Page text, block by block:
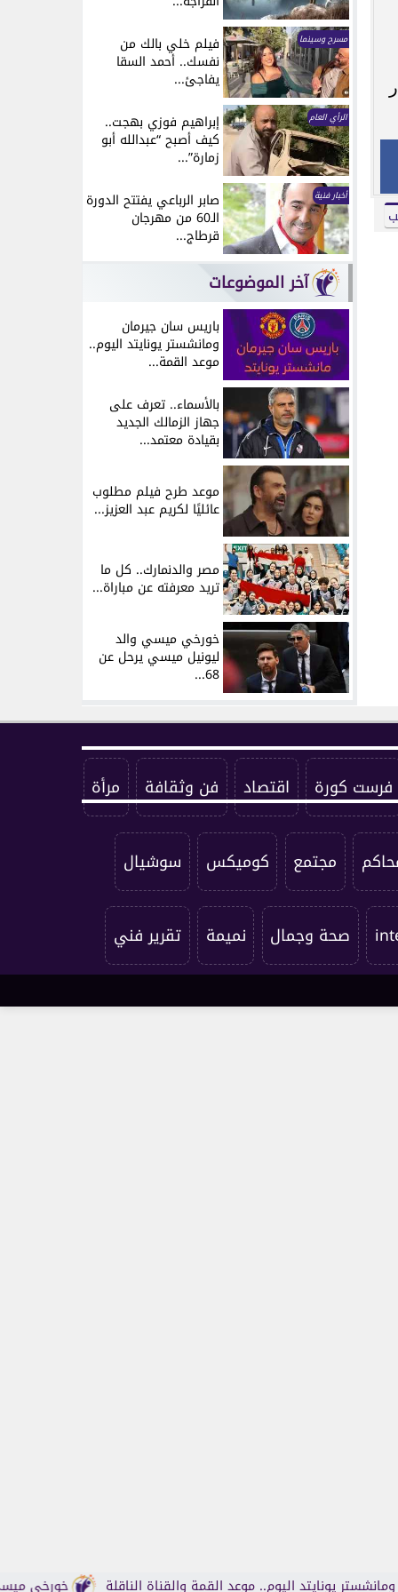
خورخي ميسي والد ليونيل ميسي اليوم.. موعد القمة والقناة الناقلة
مسرح وسينما فيلم خلي بالك من
نفسك.. أحمد السقا
يفاجئ...
الرأي العام إبراهيم فوزي بهجت..
كيف أصبح “عبدالله أبو
زمارة”...
أخبار فنية صابر الرباعي يفتتح الدورة
الـ60 من مهرجان
قرطاج...
آخر الموضوعات
باريس سان جيرمان
ومانشستر يونايتد اليوم..
موعد القمة...
بالأسماء.. تعرف على
جهاز الزمالك الجديد
بقيادة معتمد...
موعد طرح فيلم مطلوب
عائليًا لكريم عبد العزيز...
مصر والدنمارك.. كل ما
تريد معرفته عن مباراة...
خورخي ميسي والد
ليونيل ميسي يرحل عن
68...
فرست كورة اقتصاد فن وثقافة مرأة
مجتمع كوميكس سوشيال
صحة وجمال نميمة تقرير فني
الابراج المطبخ under edge